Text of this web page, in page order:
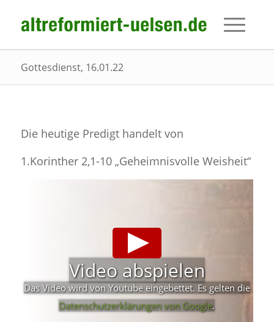
Gottesdienst, 16.01.22
Die heutige Predigt handelt von
1.Korinther 2,1-10 „Geheimnisvolle Weisheit“
Video abspielen
Das Video wird von Youtube eingebettet. Es gelten die
Datenschutzerklärungen von Google.